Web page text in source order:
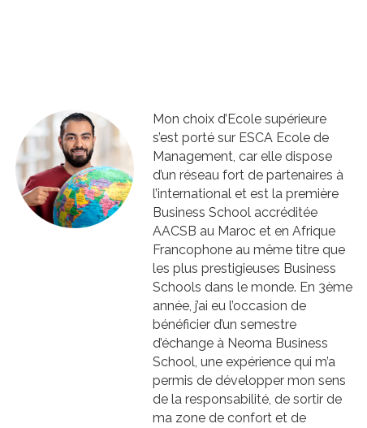
Mon choix d’Ecole supérieure
s’est porté sur ESCA Ecole de
Management, car elle dispose
d’un réseau fort de partenaires à
l’international et est la première
Business School accréditée
AACSB au Maroc et en Afrique
Francophone au même titre que
les plus prestigieuses Business
Schools dans le monde. En 3ème
année, j’ai eu l’occasion de
bénéficier d’un semestre
d’échange à Neoma Business
School, une expérience qui m’a
permis de développer mon sens
de la responsabilité, de sortir de
ma zone de confort et de